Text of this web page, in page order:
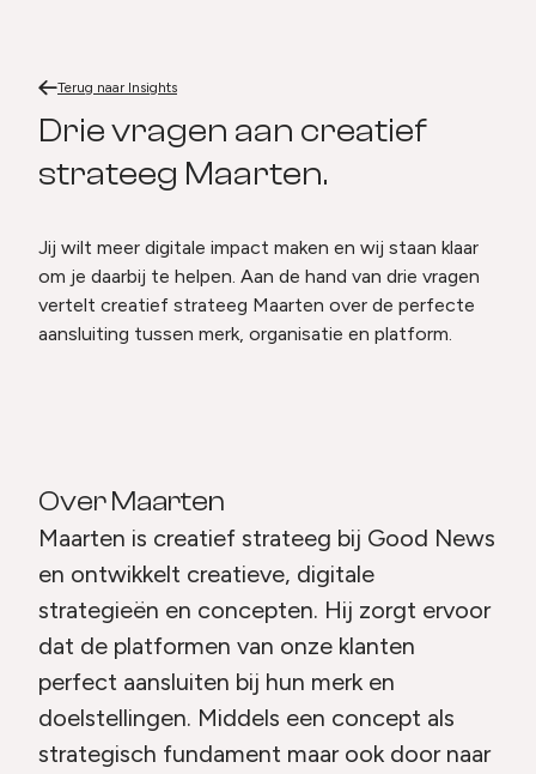
Terug naarHome
Terug naar Insights
Drie vragen aan creatief strateeg Maarten.
Drie vragen aan creatief
Drie vragen aan creatief
strateeg Maarten.
Jij wilt meer digitale impact maken en wij staan klaar
om je daarbij te helpen. Aan de hand van drie vragen
vertelt creatief strateeg Maarten over de perfecte
aansluiting tussen merk, organisatie en platform.
Over Maarten
Maarten is creatief strateeg bij Good News
en ontwikkelt creatieve, digitale
strategieën en concepten. Hij zorgt ervoor
dat de platformen van onze klanten
perfect aansluiten bij hun merk en
doelstellingen. Middels een concept als
strategisch fundament maar ook door naar